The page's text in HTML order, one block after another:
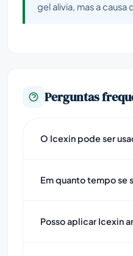
gel alivia, mas a causa
Perguntas
O Icexin pode ser
Em quanto tempo se
Posso aplicar Icexin